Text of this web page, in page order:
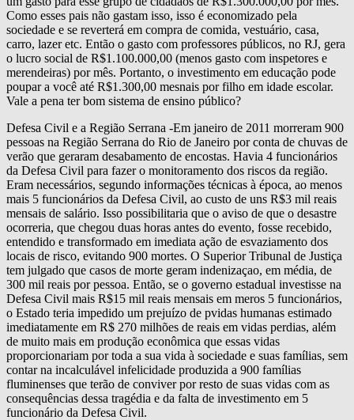
Como esses pais não gastam isso, isso é economizado pela
sociedade e se reverterá em compra de comida, vestuário, casa,
carro, lazer etc. Então o gasto com professores públicos, no RJ, gera
o lucro social de R$1.100.000,00 (menos gasto com inspetores e
merendeiras) por mês. Portanto, o investimento em educação pode
poupar a você até R$1.300,00 mesnais por filho em idade escolar.
Vale a pena ter bom sistema de ensino público?
Defesa Civil e a Região Serrana -Em janeiro de 2011 morreram 900
pessoas na Região Serrana do Rio de Janeiro por conta de chuvas de
verão que geraram desabamento de encostas. Havia 4 funcionários
da Defesa Civil para fazer o monitoramento dos riscos da região.
Eram necessários, segundo informações técnicas à época, ao menos
mais 5 funcionários da Defesa Civil, ao custo de uns R$3 mil reais
mensais de salário. Isso possibilitaria que o aviso de que o desastre
ocorreria, que chegou duas horas antes do evento, fosse recebido,
entendido e transformado em imediata ação de esvaziamento dos
locais de risco, evitando 900 mortes. O Superior Tribunal de Justiça
tem julgado que casos de morte geram indenizaçao, em média, de
300 mil reais por pessoa. Então, se o governo estadual investisse na
Defesa Civil mais R$15 mil reais mensais em meros 5 funcionários,
o Estado teria impedido um prejuízo de pvidas humanas estimado
imediatamente em R$ 270 milhões de reais em vidas perdias, além
de muito mais em produção econômica que essas vidas
proporcionariam por toda a sua vida à sociedade e suas famílias, sem
contar na incalculável infelicidade produzida a 900 famílias
fluminenses que terão de conviver por resto de suas vidas com as
consequências dessa tragédia e da falta de investimento em 5
funcionário da Defesa Civil.